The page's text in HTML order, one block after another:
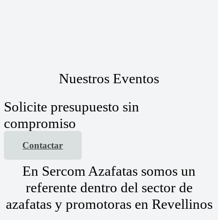
Nuestros Eventos
Solicite presupuesto sin
compromiso
Contactar
En Sercom Azafatas somos un
referente dentro del sector de
azafatas y promotoras en Revellinos